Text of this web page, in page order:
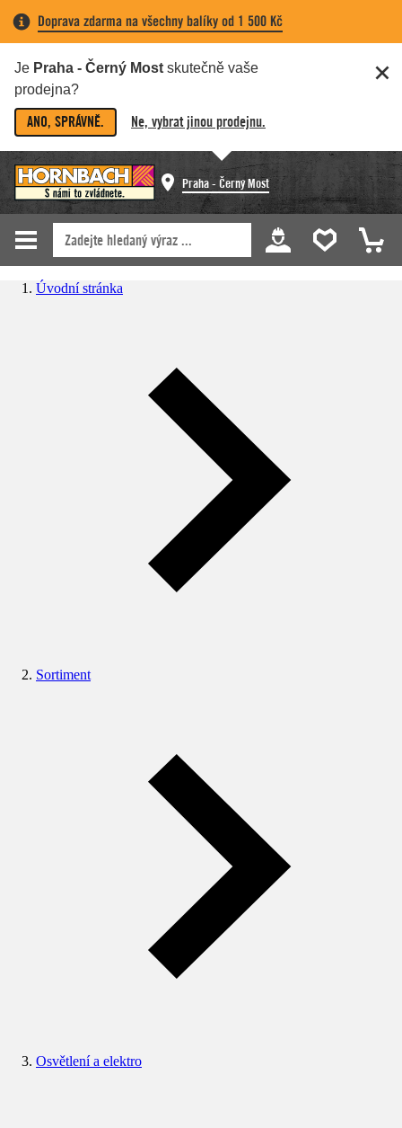
Doprava zdarma na všechny balíky od 1 500 Kč
Je Praha - Černý Most skutečně vaše
prodejna?
ANO, SPRÁVNĚ. Ne, vybrat jinou prodejnu.
Praha - Černý Most
Úvodní stránka
Sortiment
Osvětlení a elektro